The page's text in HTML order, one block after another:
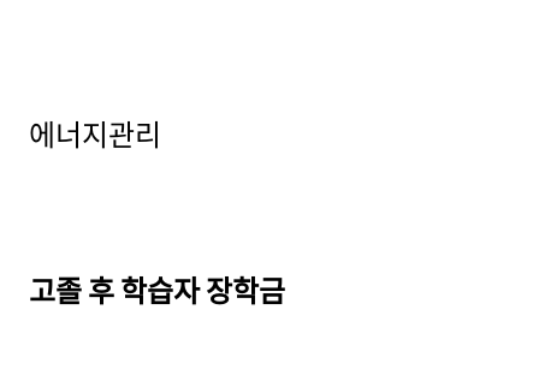
에너지관리
고졸 후 학습자 장학금